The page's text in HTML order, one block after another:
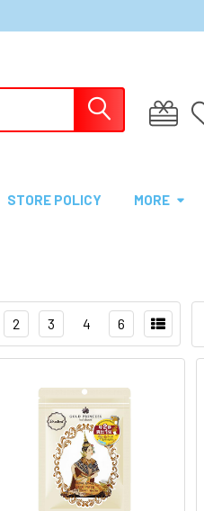
STORE POLICY MORE
2 3 4 6